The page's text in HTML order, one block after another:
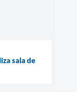
sala de